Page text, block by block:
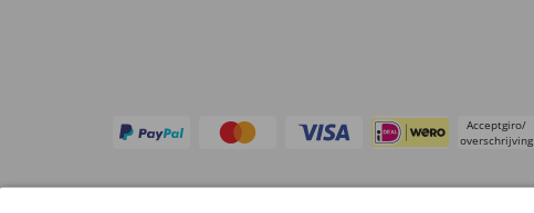
Acceptgiro/
overschrijving